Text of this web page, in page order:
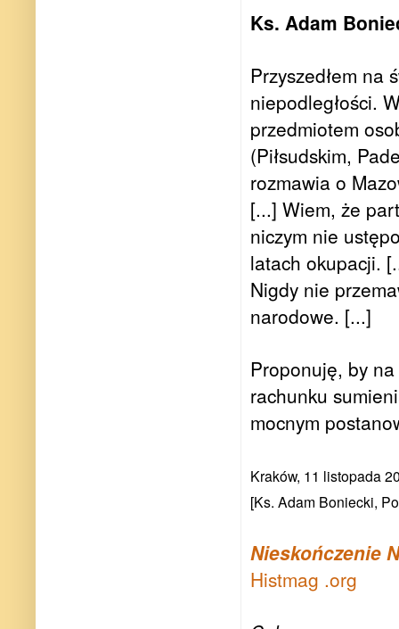
Ks. Adam
Przyszedłem na
niepodległości.
przedmiotem
(Piłsudskim,
rozmawia o
[...] Wiem, że
niczym nie
latach okupacji.
Nigdy nie
narodowe. [...]
Proponuję, by
rachunku
mocnym
Kraków, 11 listopada
[Ks. Adam Boniecki,
Nieskończenie
Histmag .org